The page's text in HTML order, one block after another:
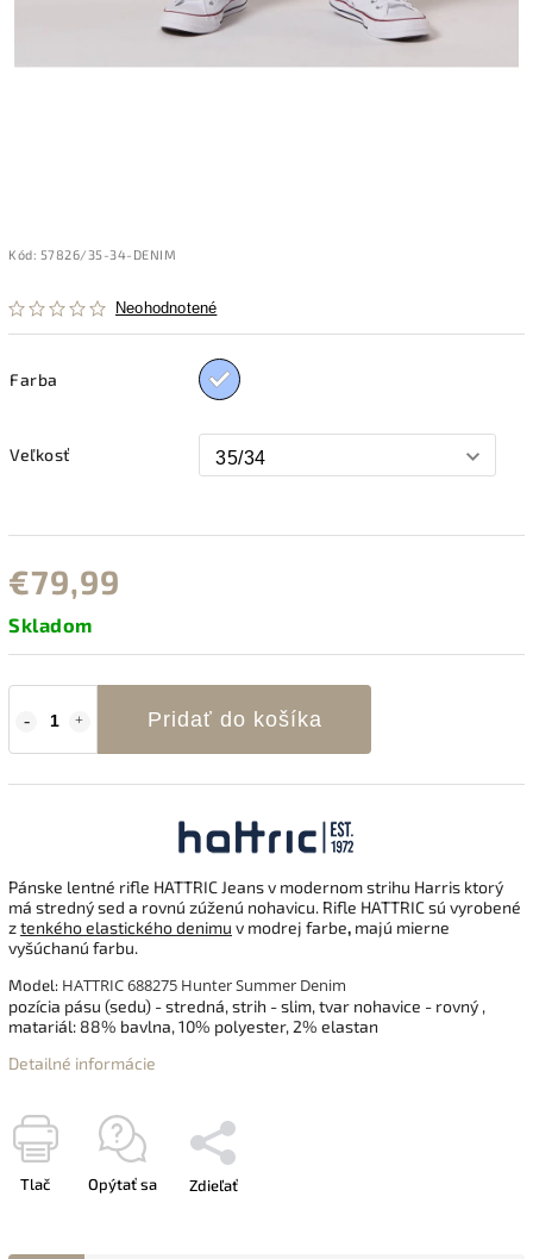
Kód: 57826/35-34-DENIM
Neohodnotené
Farba
Veľkosť
€79,99
Skladom
Pridať do košíka
Pánske lentné rifle HATTRIC Jeans v modernom strihu Harris ktorý
má stredný sed a rovnú zúženú nohavicu. Rifle HATTRIC sú vyrobené
ztenkého elastického denimu v modrej farbe, majú mierne
vyšúchanú farbu.
Model: HATTRIC 688275 Hunter Summer Denim
pozícia pásu (sedu) - stredná, strih - slim, tvar nohavice - rovný ,
matariál: 88% bavlna, 10% polyester, 2% elastan
Detailné informácie
Tlač Opýtať sa Zdieľať